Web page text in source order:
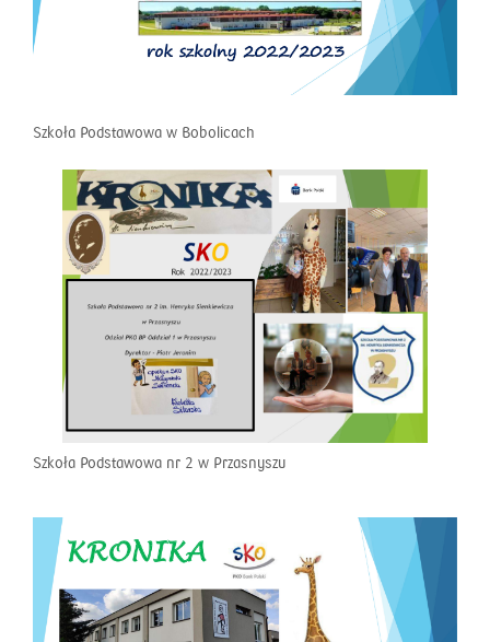
Szkoła Podstawowa w Bobolicach
Szkoła Podstawowa nr 2 w Przasnyszu